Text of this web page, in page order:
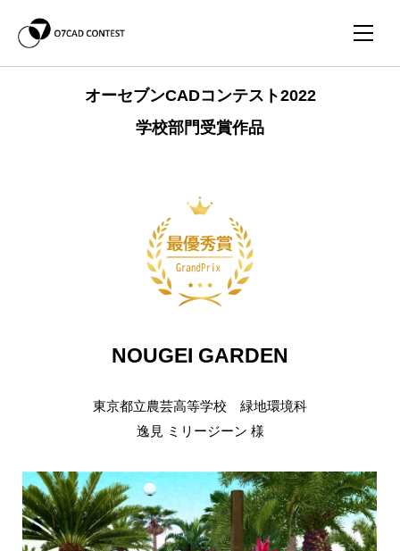
オーセブンCADコンテスト2022
学校部門受賞作品
NOUGEI GARDEN
東京都立農芸高等学校 緑地環境科
逸見 ミリージーン 様